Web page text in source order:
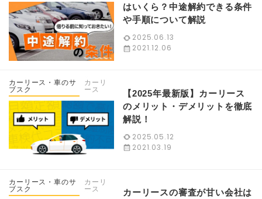
はいくら？中途解約できる条件
や手順について解説
2025.06.13
2021.12.06
カーリース・車のサ
ブスク
カーリ
ース
【2025年最新版】カーリース
のメリット・デメリットを徹底
解説！
2025.05.12
2021.03.19
カーリース・車のサ
ブスク
カーリ
ース
カーリースの審査が甘い会社は